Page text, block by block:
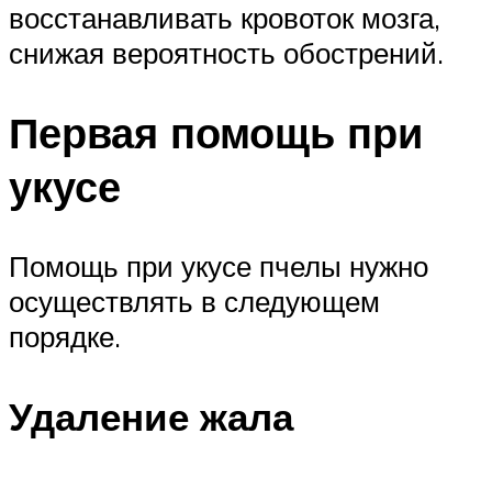
восстанавливать кровоток мозга,
снижая вероятность обострений.
Первая помощь при
укусе
Помощь при укусе пчелы нужно
осуществлять в следующем
порядке.
Удаление жала